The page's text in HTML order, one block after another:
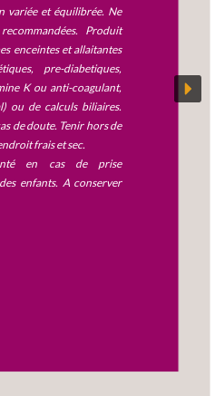
variée et équilibrée. Ne
Produit
enceintes et allaitantes
pre-diabetiques,
K ou anti-coagulant,
ou de calculs biliaires.
de doute. Tenir hors de
frais et sec.
en cas de prise
enfants. A conserver